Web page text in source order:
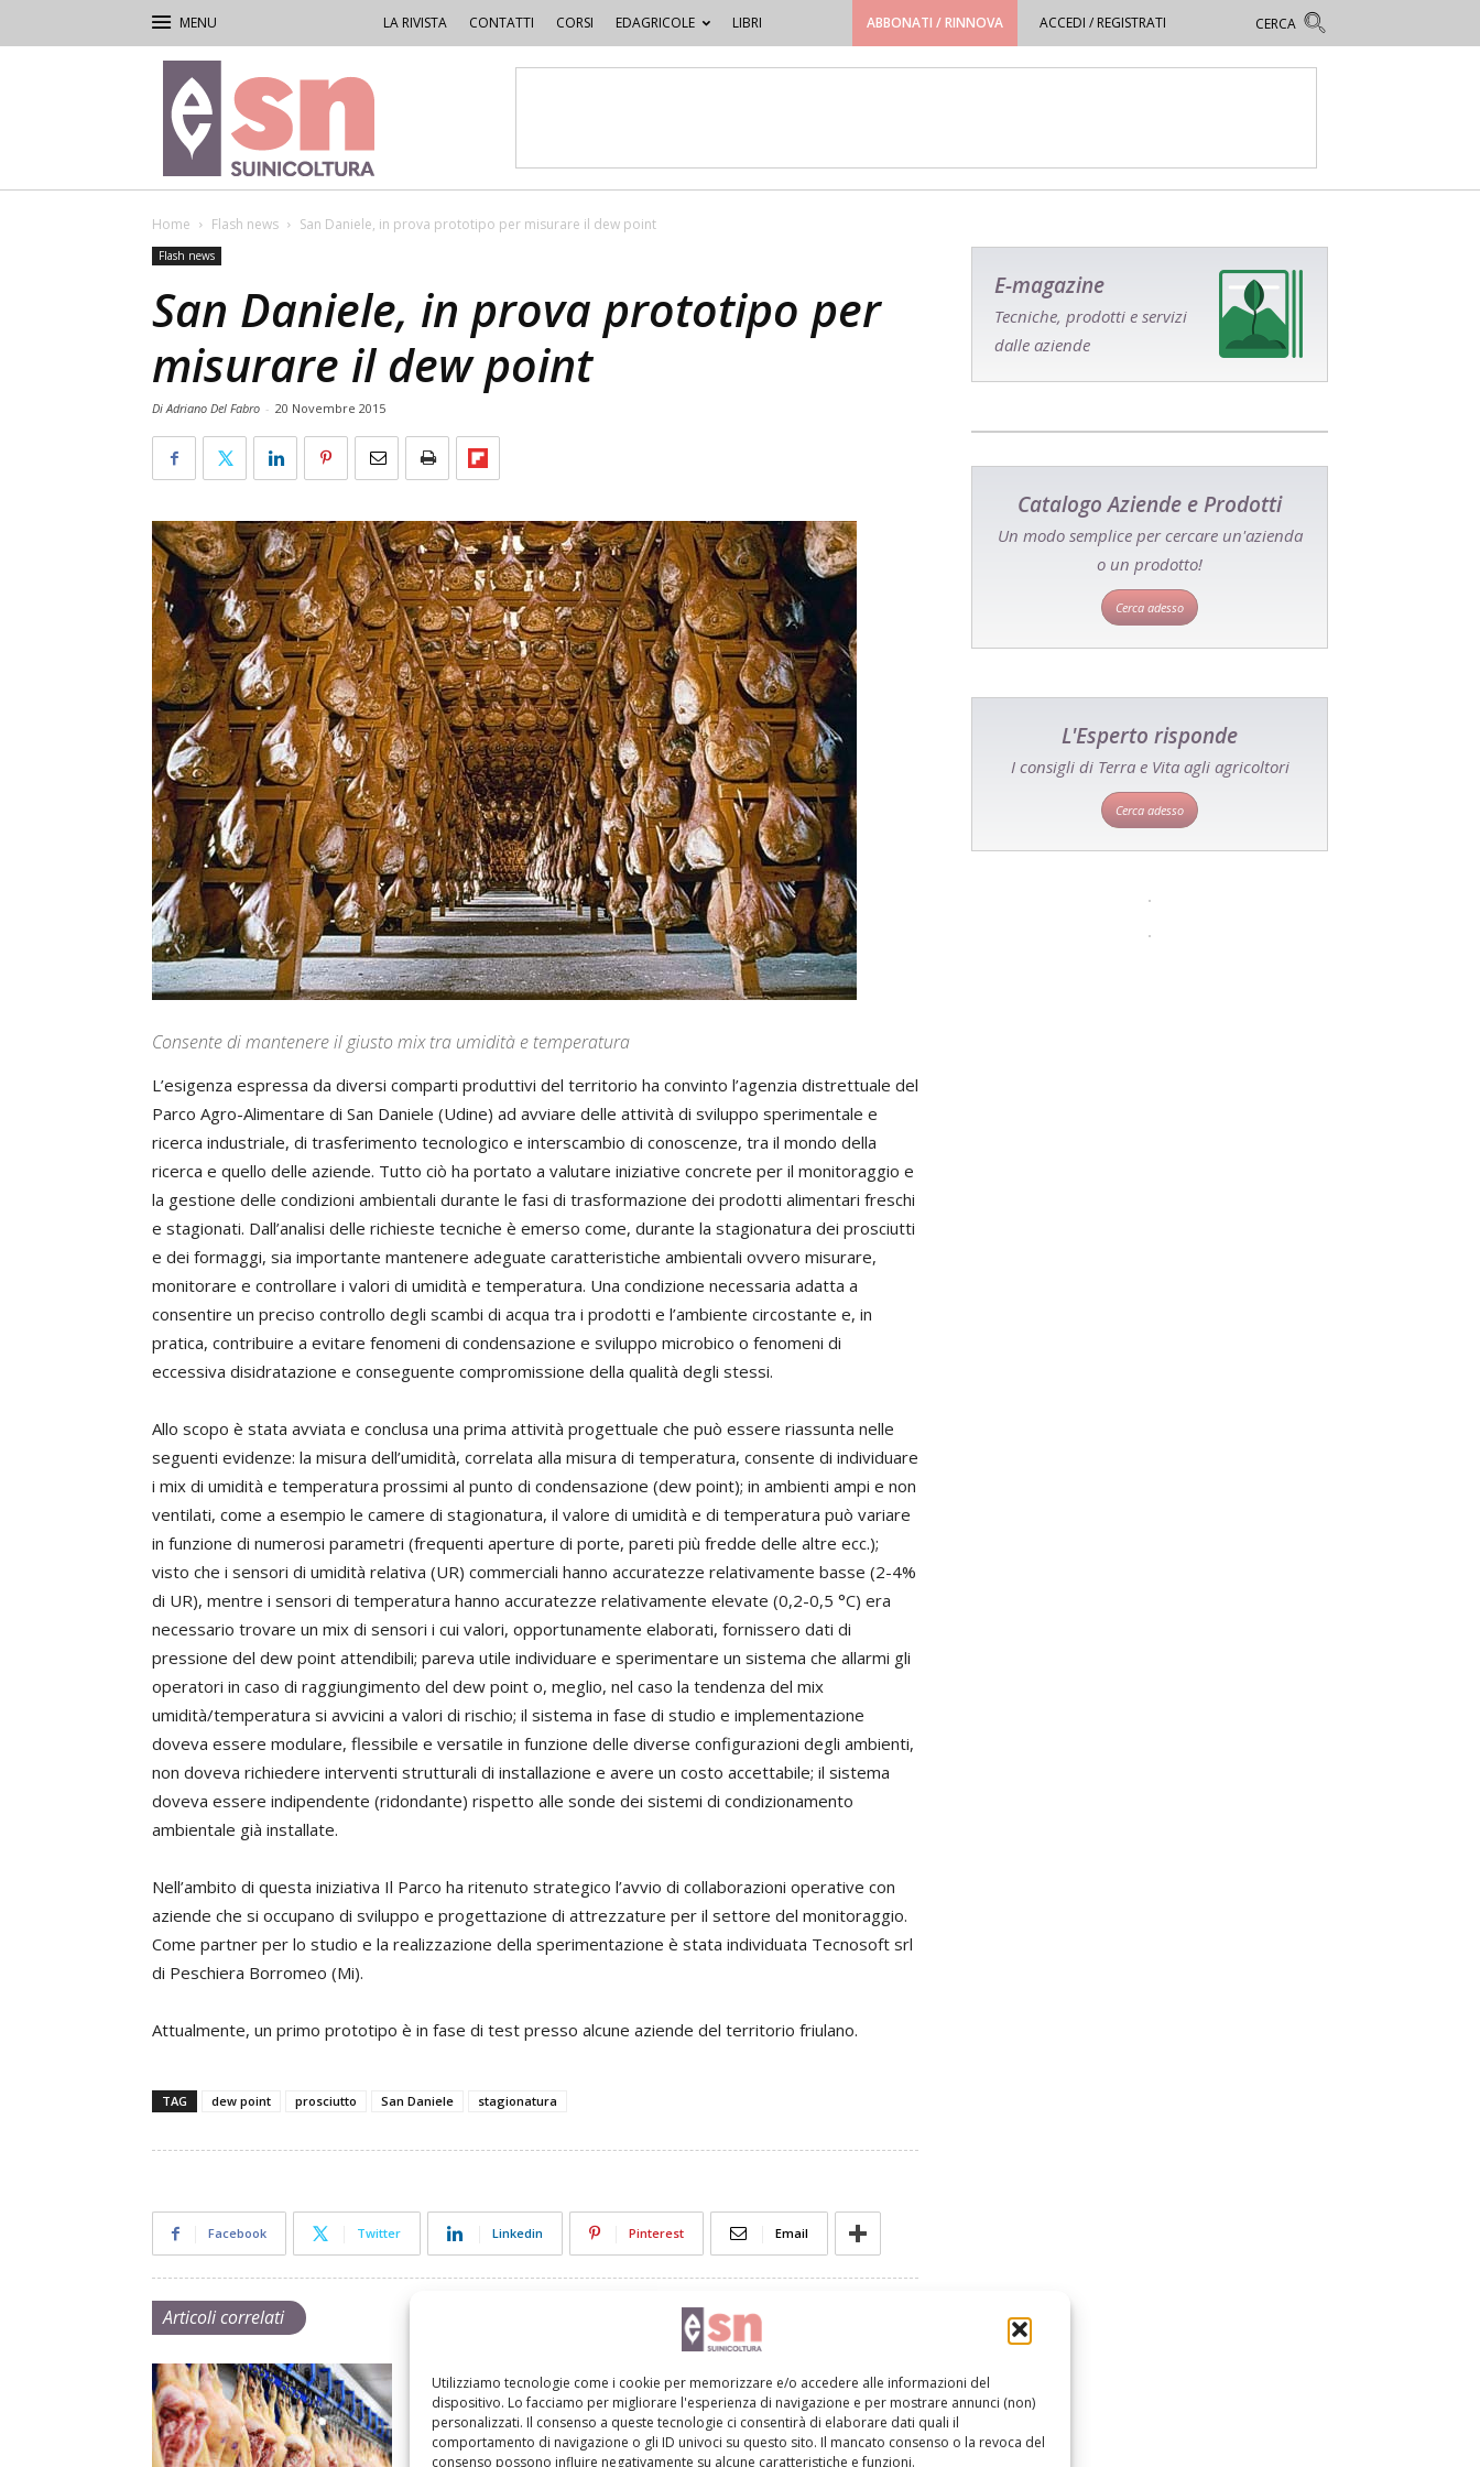
Utilizziamo tecnologie come i cookie per memorizzare e/o accedere alle informazioni del
dispositivo. Lo facciamo per migliorare l'esperienza di navigazione e per mostrare annunci (non)
personalizzati. Il consenso a queste tecnologie ci consentirà di elaborare dati quali il
comportamento di navigazione o gli ID univoci su questo sito. Il mancato consenso o la revoca del
consenso possono influire negativamente su alcune caratteristiche e funzioni.
LA RIVISTA CONTATTI CORSI EDAGRICOLE LIBRI ABBONATI / RINNOVA ACCEDI / REGISTRATI
Rivista
di
Suinicoltura
Home Flash news San Daniele, in prova prototipo per misurare il dew point
Flash news
San Daniele, in prova prototipo per
misurare il dew point
Di Adriano Del Fabro - 20 Novembre 2015
Consente di mantenere il giusto mix tra umidità e temperatura
L’esigenza espressa da diversi comparti produttivi del territorio ha convinto l’agenzia distrettuale del
Parco Agro-Alimentare di San Daniele (Udine) ad avviare delle attività di sviluppo sperimentale e
ricerca industriale, di trasferimento tecnologico e interscambio di conoscenze, tra il mondo della
ricerca e quello delle aziende. Tutto ciò ha portato a valutare iniziative concrete per il monitoraggio e
la gestione delle condizioni ambientali durante le fasi di trasformazione dei prodotti alimentari freschi
e stagionati. Dall’analisi delle richieste tecniche è emerso come, durante la stagionatura dei prosciutti
e dei formaggi, sia importante mantenere adeguate caratteristiche ambientali ovvero misurare,
monitorare e controllare i valori di umidità e temperatura. Una condizione necessaria adatta a
consentire un preciso controllo degli scambi di acqua tra i prodotti e l’ambiente circostante e, in
pratica, contribuire a evitare fenomeni di condensazione e sviluppo microbico o fenomeni di
eccessiva disidratazione e conseguente compromissione della qualità degli stessi.
Allo scopo è stata avviata e conclusa una prima attività progettuale che può essere riassunta nelle
seguenti evidenze: la misura dell’umidità, correlata alla misura di temperatura, consente di individuare
i mix di umidità e temperatura prossimi al punto di condensazione (dew point); in ambienti ampi e non
ventilati, come a esempio le camere di stagionatura, il valore di umidità e di temperatura può variare
in funzione di numerosi parametri (frequenti aperture di porte, pareti più fredde delle altre ecc.);
visto che i sensori di umidità relativa (UR) commerciali hanno accuratezze relativamente basse (2-4%
di UR), mentre i sensori di temperatura hanno accuratezze relativamente elevate (0,2-0,5 °C) era
necessario trovare un mix di sensori i cui valori, opportunamente elaborati, fornissero dati di
pressione del dew point attendibili; pareva utile individuare e sperimentare un sistema che allarmi gli
operatori in caso di raggiungimento del dew point o, meglio, nel caso la tendenza del mix
umidità/temperatura si avvicini a valori di rischio; il sistema in fase di studio e implementazione
doveva essere modulare, flessibile e versatile in funzione delle diverse configurazioni degli ambienti,
non doveva richiedere interventi strutturali di installazione e avere un costo accettabile; il sistema
doveva essere indipendente (ridondante) rispetto alle sonde dei sistemi di condizionamento
ambientale già installate.
Nell’ambito di questa iniziativa Il Parco ha ritenuto strategico l’avvio di collaborazioni operative con
aziende che si occupano di sviluppo e progettazione di attrezzature per il settore del monitoraggio.
Come partner per lo studio e la realizzazione della sperimentazione è stata individuata Tecnosoft srl
di Peschiera Borromeo (Mi).
Attualmente, un primo prototipo è in fase di test presso alcune aziende del territorio friulano.
TAG dew point prosciutto San Daniele stagionatura
Facebook Twitter Linkedin Pinterest Email
Articoli correlati
E-magazine
Tecniche, prodotti e servizi
dalle aziende
Catalogo Aziende e Prodotti
Un modo semplice per cercare un'azienda
o un prodotto!
Cerca adesso
L'Esperto risponde
I consigli di Terra e Vita agli agricoltori
Cerca adesso